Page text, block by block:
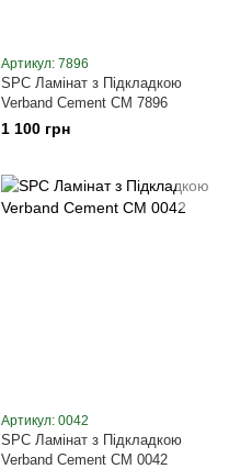
Артикул: 7896
SPC Ламінат з Підкладкою
Verband Cement CM 7896
1 100 грн
Артикул: 0042
SPC Ламінат з Підкладкою
Verband Cement СM 0042